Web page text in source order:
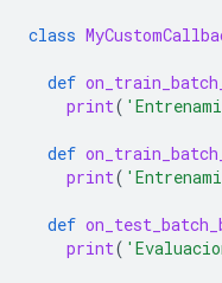
class
def
print(
def
print(
def
print(